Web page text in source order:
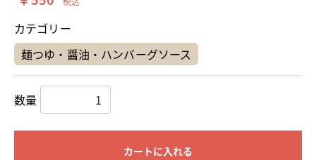
カテゴリー
麺つゆ・醤油・ハンバーグソース
数量
カートに入れる